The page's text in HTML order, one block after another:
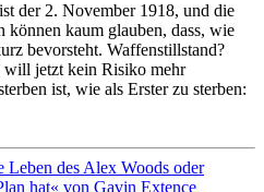
der 2. November 1918, und die
können kaum glauben, dass, wie
bevorsteht. Waffenstillstand?
jetzt kein Risiko mehr
ist, wie als Erster zu sterben: